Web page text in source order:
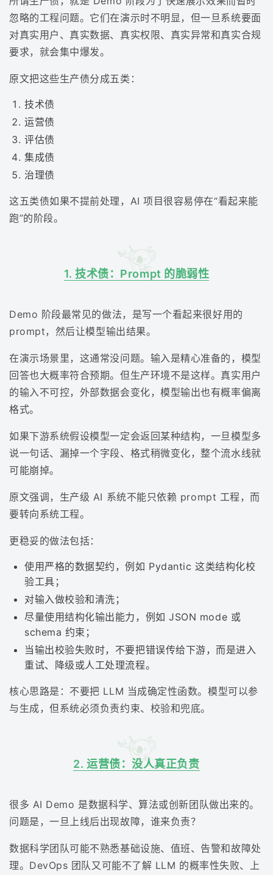
忽略的工程问题。它们在演示时不明显，但一旦系统要面
对真实用户、真实数据、真实权限、真实异常和真实合规
要求，就会集中爆发。
原文把这些生产债分成五类：
技术债
运营债
评估债
集成债
治理债
这五类债如果不提前处理，AI 项目很容易停在“看起来能
跑”的阶段。
1. 技术债：Prompt 的脆弱性
Demo 阶段最常见的做法，是写一个看起来很好用的
prompt，然后让模型输出结果。
在演示场景里，这通常没问题。输入是精心准备的，模型
回答也大概率符合预期。但生产环境不是这样。真实用户
的输入不可控，外部数据会变化，模型输出也有概率偏离
格式。
如果下游系统假设模型一定会返回某种结构，一旦模型多
说一句话、漏掉一个字段、格式稍微变化，整个流水线就
可能崩掉。
原文强调，生产级 AI 系统不能只依赖 prompt 工程，而
要转向系统工程。
更稳妥的做法包括：
使用严格的数据契约，例如 Pydantic 这类结构化校
验工具；
对输入做校验和清洗；
尽量使用结构化输出能力，例如 JSON mode 或
schema 约束；
当输出校验失败时，不要把错误传给下游，而是进入
重试、降级或人工处理流程。
核心思路是：不要把 LLM 当成确定性函数。模型可以参
与生成，但系统必须负责约束、校验和兜底。
2. 运营债：没人真正负责
很多 AI Demo 是数据科学、算法或创新团队做出来的。
问题是，一旦上线后出现故障，谁来负责？
数据科学团队可能不熟悉基础设施、值班、告警和故障处
理。DevOps 团队又可能不了解 LLM 的概率性失败、上